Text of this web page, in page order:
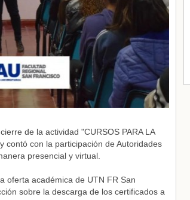
de la actividad "CURSOS PARA LA
contó con la participación de Autoridades
presencial y virtual.
oferta académica de UTN FR San
sobre la descarga de los certificados a